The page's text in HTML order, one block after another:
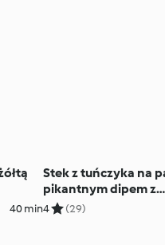
40 min
Stek z tuńczyka na
pikantnym dipem z
pomidorów i
4 (29)